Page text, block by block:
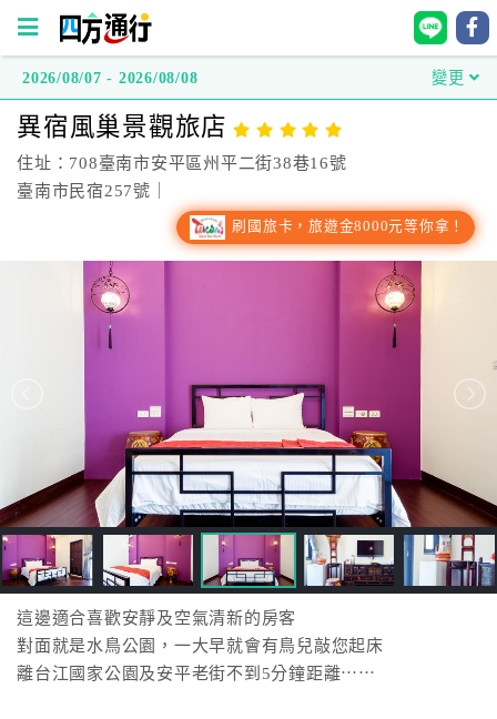
方
通
行
接
跟
飯
店
訂
房
HOT
2026/08/07 - 2026/08/08 變更
異宿風巢景觀旅店
住址：708臺南市安平區州平二街38巷16號
臺南市民宿257號｜
刷國旅卡，旅遊金8000元等你拿！
這邊適合喜歡安靜及空氣清新的房客
對面就是水鳥公園，一大早就會有鳥兒敲您起床
離台江國家公園及安平老街不到5分鐘距離⋯⋯